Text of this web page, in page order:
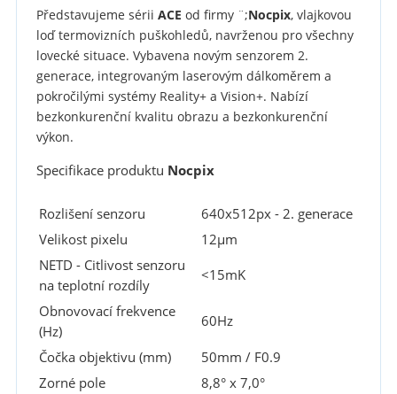
Představujeme sérii ACE od firmy ¨;Nocpix, vlajkovou
loď termovizních puškohledů, navrženou pro všechny
lovecké situace. Vybavena novým senzorem 2.
generace, integrovaným laserovým dálkoměrem a
pokročilými systémy Reality+ a Vision+. Nabízí
bezkonkurenční kvalitu obrazu a bezkonkurenční
výkon.
Specifikace produktu Nocpix
Rozlišení senzoru
640x512px - 2. generace
Velikost pixelu
12µm
NETD - Citlivost senzoru
na teplotní rozdíly
<15mK
Obnovovací frekvence
(Hz)
60Hz
Čočka objektivu (mm)
50mm / F0.9
Zorné pole
8,8° x 7,0°